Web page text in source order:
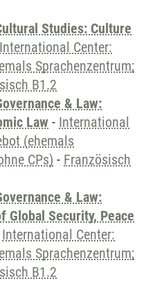
Studies: Culture
International Center:
Sprachenzentrum;
B1.2
& Law:
Law - International
(ehemals
CPs) - Französisch
& Law:
Global Security, Peace
International Center:
Sprachenzentrum;
B1.2